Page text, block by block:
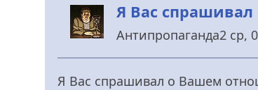
Я Вас
Антипропаганда2 ср,
У
Я Вас спрашивал о Вашем